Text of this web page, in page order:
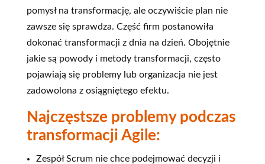
pomysł na transformację, ale oczywiście plan nie
zawsze się sprawdza. Część firm postanowiła
dokonać transformacji z dnia na dzień. Obojętnie
jakie są powody i metody transformacji, często
pojawiają się problemy lub organizacja nie jest
zadowolona z osiągniętego efektu.
Najczęstsze problemy podczas
transformacji Agile:
Zespół Scrum nie chce podejmować decyzji i